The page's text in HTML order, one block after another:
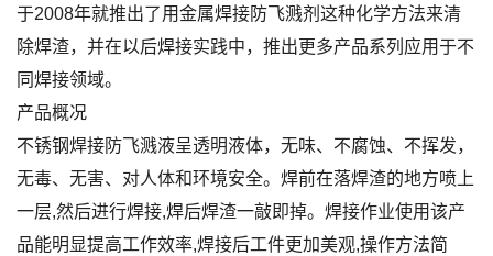
于2008年就推出了用金属焊接防飞溅剂这种化学方法来清
除焊渣，并在以后焊接实践中，推出更多产品系列应用于不
同焊接领域。
产品概况
不锈钢焊接防飞溅液呈透明液体，无味、不腐蚀、不挥发，
无毒、无害、对人体和环境安全。焊前在落焊渣的地方喷上
一层,然后进行焊接,焊后焊渣一敲即掉。焊接作业使用该产
品能明显提高工作效率,焊接后工件更加美观,操作方法简